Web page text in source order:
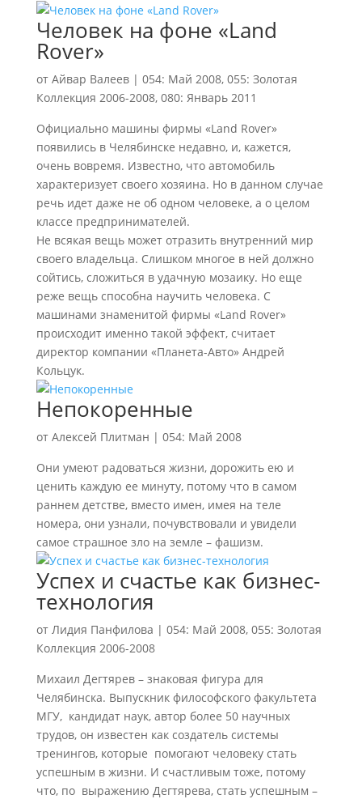
Человек на фоне «Land
Rover»
от Айвар Валеев| 054: Май 2008, 055: Золотая
Коллекция 2006-2008, 080: Январь 2011
Официально машины фирмы «Land Rover»
появились в Челябинске недавно, и, кажется,
очень вовремя. Известно, что автомобиль
характеризует своего хозяина. Но в данном случае
речь идет даже не об одном человеке, а о целом
классе предпринимателей.
Не всякая вещь может отразить внутренний мир
своего владельца. Слишком многое в ней должно
сойтись, сложиться в удачную мозаику. Но еще
реже вещь способна научить человека. С
машинами знаменитой фирмы «Land Rover»
происходит именно такой эффект, считает
директор компании «Планета-Авто» Андрей
Кольцук.
Непокоренные
от Алексей Плитман | 054: Май 2008
Они умеют радоваться жизни, дорожить ею и
ценить каждую ее минуту, потому что в самом
раннем детстве, вместо имен, имея на теле
номера, они узнали, почувствовали и увидели
самое страшное зло на земле – фашизм.
Успех и счастье как бизнес-
технология
от Лидия Панфилова | 054: Май 2008, 055: Золотая
Коллекция 2006-2008
Михаил Дегтярев – знаковая фигура для
Челябинска. Выпускник философского факультета
МГУ, кандидат наук, автор более 50 научных
трудов, он известен как создатель системы
тренингов, которые помогают человеку стать
успешным в жизни. И счастливым тоже, потому
что, по выражению Дегтярева, стать успешным –